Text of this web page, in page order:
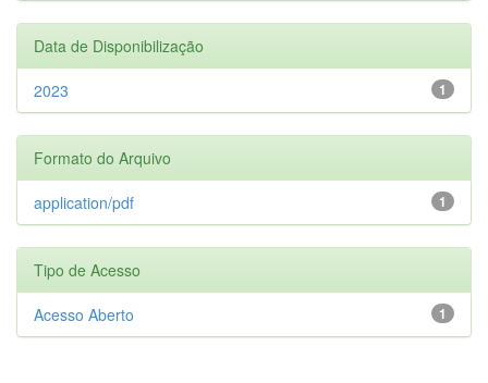
Data de Disponibilização
1
2023
Formato do Arquivo
1
application/pdf
Tipo de Acesso
1
Acesso Aberto